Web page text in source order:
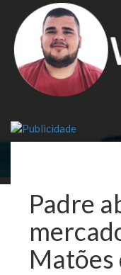
content
Padre